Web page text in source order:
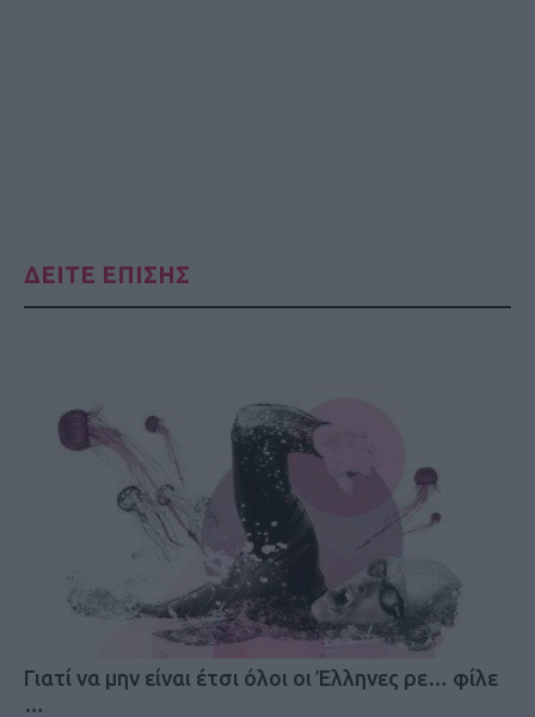
ΔΕΙΤΕ ΕΠΙΣΗΣ
Γιατί να μην είναι έτσι όλοι οι Έλληνες ρε… φίλε
…